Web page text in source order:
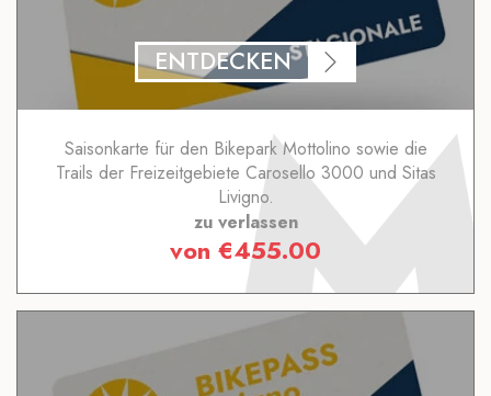
ENTDECKEN
Saisonkarte für den Bikepark Mottolino sowie die
Trails der Freizeitgebiete Carosello 3000 und Sitas
Livigno.
zu verlassen
von €455.00